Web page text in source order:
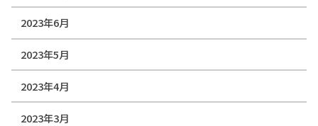
2023年6月
2023年5月
2023年4月
2023年3月